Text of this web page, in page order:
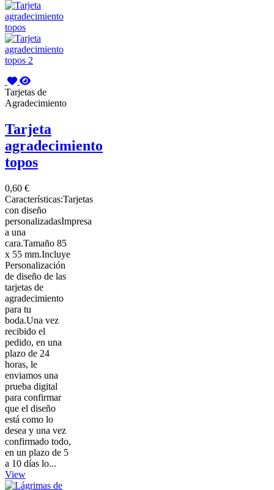
Tarjetas de
Agradecimiento
Tarjeta
agradecimiento
topos
0,60 €
Características:Tarjetas
con diseño
personalizadasImpresa
a una
cara.Tamaño 85
x 55 mm.Incluye
Personalización
de diseño de las
tarjetas de
agradecimiento
para tu
boda.Una vez
recibido el
pedido, en una
plazo de 24
horas, le
enviamos una
prueba digital
para confirmar
que el diseño
está como lo
desea y una vez
confirmado todo,
en un plazo de 5
a 10 días lo...
View